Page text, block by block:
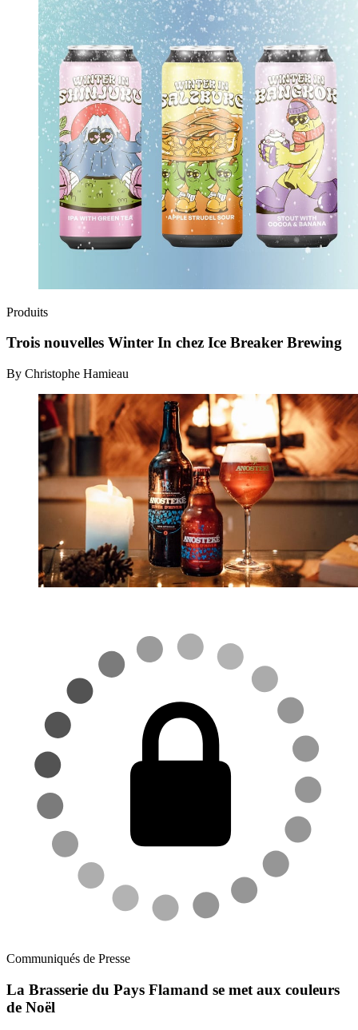
Produits
Trois nouvelles Winter In chez Ice Breaker Brewing
By Christophe Hamieau
Communiqués de Presse
La Brasserie du Pays Flamand se met aux couleurs
de Noël